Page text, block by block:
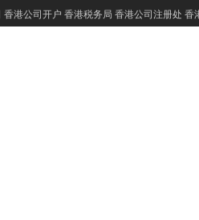
香港公司开户 香港税务局 香港公司注册处 香